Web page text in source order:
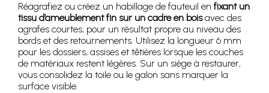
Réagrafiez ou créez un habillage de fauteuil en fixant un
tissu d’ameublement fin sur un cadre en boisavec des
agrafes courtes, pour un résultat propre au niveau des
bords et des retournements. Utilisez la longueur 6 mm
pour les dossiers, assises et têtières lorsque les couches
de matériaux restent légères. Sur un siège à restaurer,
vous consolidez la toile ou le galon sans marquer la
surface visible.